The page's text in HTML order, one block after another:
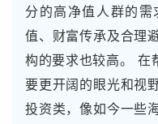
分的高净值人群的
值、财富传承及合理
构的要求也较高。 在
要更开阔的眼光和视
投资类，像如今一些